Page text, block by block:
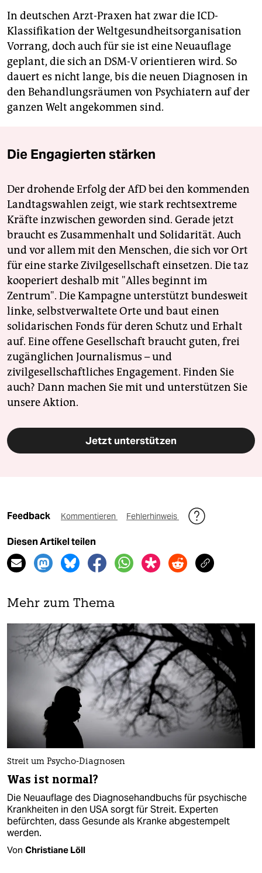
In deutschen Arzt-Praxen hat zwar die ICD-
Klassifikation der Weltgesundheitsorganisation
Vorrang, doch auch für sie ist eine Neuauflage
geplant, die sich an DSM-V orientieren wird. So
dauert es nicht lange, bis die neuen Diagnosen in
den Behandlungsräumen von Psychiatern auf der
ganzen Welt angekommen sind.
Die Engagierten stärken
Der drohende Erfolg der AfD bei den kommenden
Landtagswahlen zeigt, wie stark rechtsextreme
Kräfte inzwischen geworden sind. Gerade jetzt
braucht es Zusammenhalt und Solidarität. Auch
und vor allem mit den Menschen, die sich vor Ort
für eine starke Zivilgesellschaft einsetzen. Die taz
kooperiert deshalb mit "Alles beginnt im
Zentrum". Die Kampagne unterstützt bundesweit
linke, selbstverwaltete Orte und baut einen
solidarischen Fonds für deren Schutz und Erhalt
auf. Eine offene Gesellschaft braucht guten, frei
zugänglichen Journalismus – und
zivilgesellschaftliches Engagement. Finden Sie
auch? Dann machen Sie mit und unterstützen Sie
unsere Aktion.
Jetzt unterstützen
Feedback Kommentieren Fehlerhinweis
Diesen Artikel teilen
Mehr zum Thema
Streit um Psycho-Diagnosen
Was ist normal?
Die Neuauflage des Diagnosehandbuchs für psychische
Krankheiten in den USA sorgt für Streit. Experten
befürchten, dass Gesunde als Kranke abgestempelt
werden.
Von Christiane Löll